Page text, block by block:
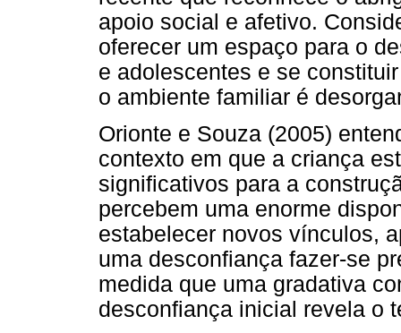
apoio social e afetivo.
oferecer um espaço para o
e adolescentes e se
o ambiente familiar é
Orionte e Souza (2005)
contexto em que a criança
significativos para a
percebem uma enorme
estabelecer novos vínculos,
uma desconfiança fazer-se
medida que uma gradativa
desconfiança inicial revela o